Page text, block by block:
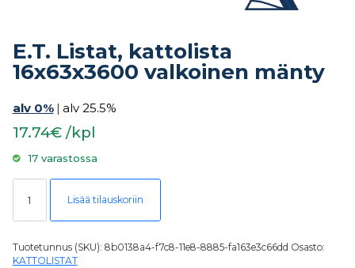
E.T. Listat, kattolista
16x63x3600 valkoinen mänty
alv 0% | alv 25.5%
17.74€ /kpl
17 varastossa
E.T. Listat, kattolista 16x63x3600 valkoinen mänty määrä
Lisää tilauskoriin
Tuotetunnus (SKU): 8b0138a4-f7c8-11e8-8885-fa163e3c66dd Osasto:
KATTOLISTAT